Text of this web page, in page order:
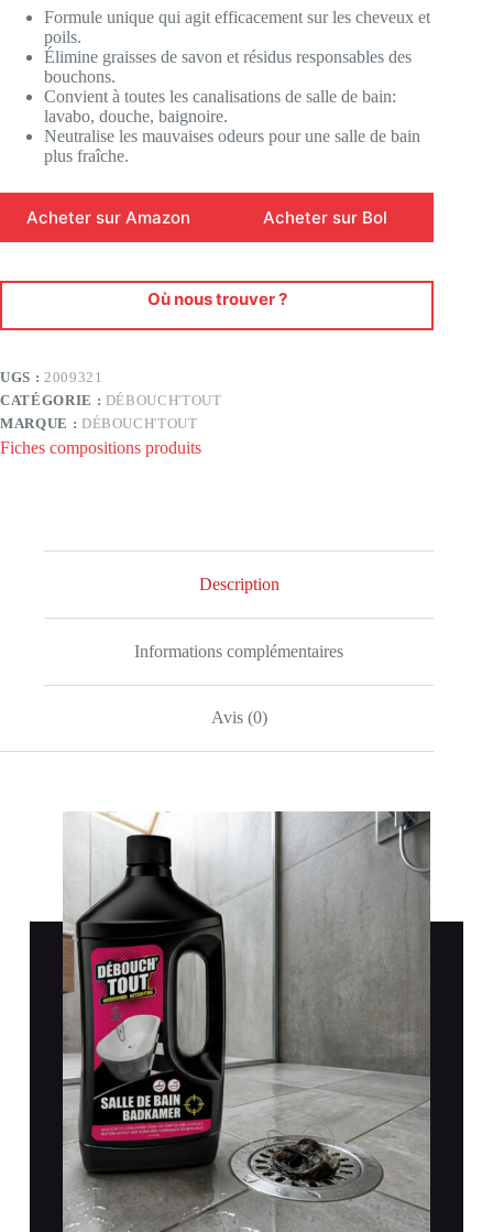
Formule unique qui agit efficacement sur les cheveux et
poils.
Élimine graisses de savon et résidus responsables des
bouchons.
Convient à toutes les canalisations de salle de bain:
lavabo, douche, baignoire.
Neutralise les mauvaises odeurs pour une salle de bain
plus fraîche.
Acheter sur Amazon Acheter sur Bol
Où nous trouver ?
UGS : 2009321
CATÉGORIE : DÉBOUCH'TOUT
MARQUE : DÉBOUCH'TOUT
Fiches compositions produits
Description
Informations complémentaires
Avis (0)